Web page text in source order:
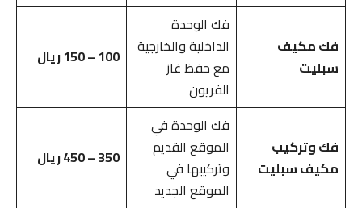
فك مكيف
سبليت
فك الوحدة
الداخلية والخارجية
مع حفظ غاز
الفريون
100 – 150 ريال
فك وتركيب
مكيف سبليت
فك الوحدة في
الموقع القديم
وتركيبها في
الموقع الجديد
350 – 450 ريال